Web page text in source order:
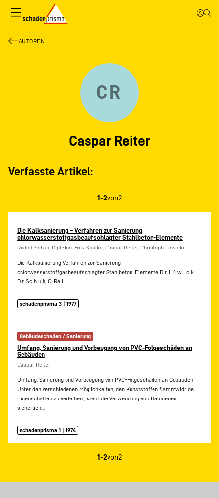
AUTOREN
CR
Caspar Reiter
Verfasste Artikel:
1-2von2
Die Kalksanierung – Verfahren zur Sanierung
chlorwasserstoffgasbeaufschlagter Stahlbeton-Elemente
Rudolf Schuh, Dipl.-Ing. Fritz Spalke, Caspar Reiter, Christoph Lowicki
Die Kalksanierung Verfahren zur Sanierung
chlorwasserstoffgasbeaufschlagter Stahlbeton-Elemente D r. L 0 w i c k i,
D r. Sc h u h, C. Re i…
schadenprisma 3 | 1977
Gebäudeschaden / Sanierung
Umfang, Sanierung und Vorbeugung von PVC-Folgeschäden an
Gebäuden
Caspar Reiter
Umfang, Sanierung und Vorbeugung von PVC-Folgeschäden an Gebäuden
Unter den verschiedenen Möglichkeiten, den Kunststoffen flammwidrige
Eigenschaften zu verleihen , steht die Verwendung von Halogenen
sicherlich…
schadenprisma 1 | 1974
1-2von2